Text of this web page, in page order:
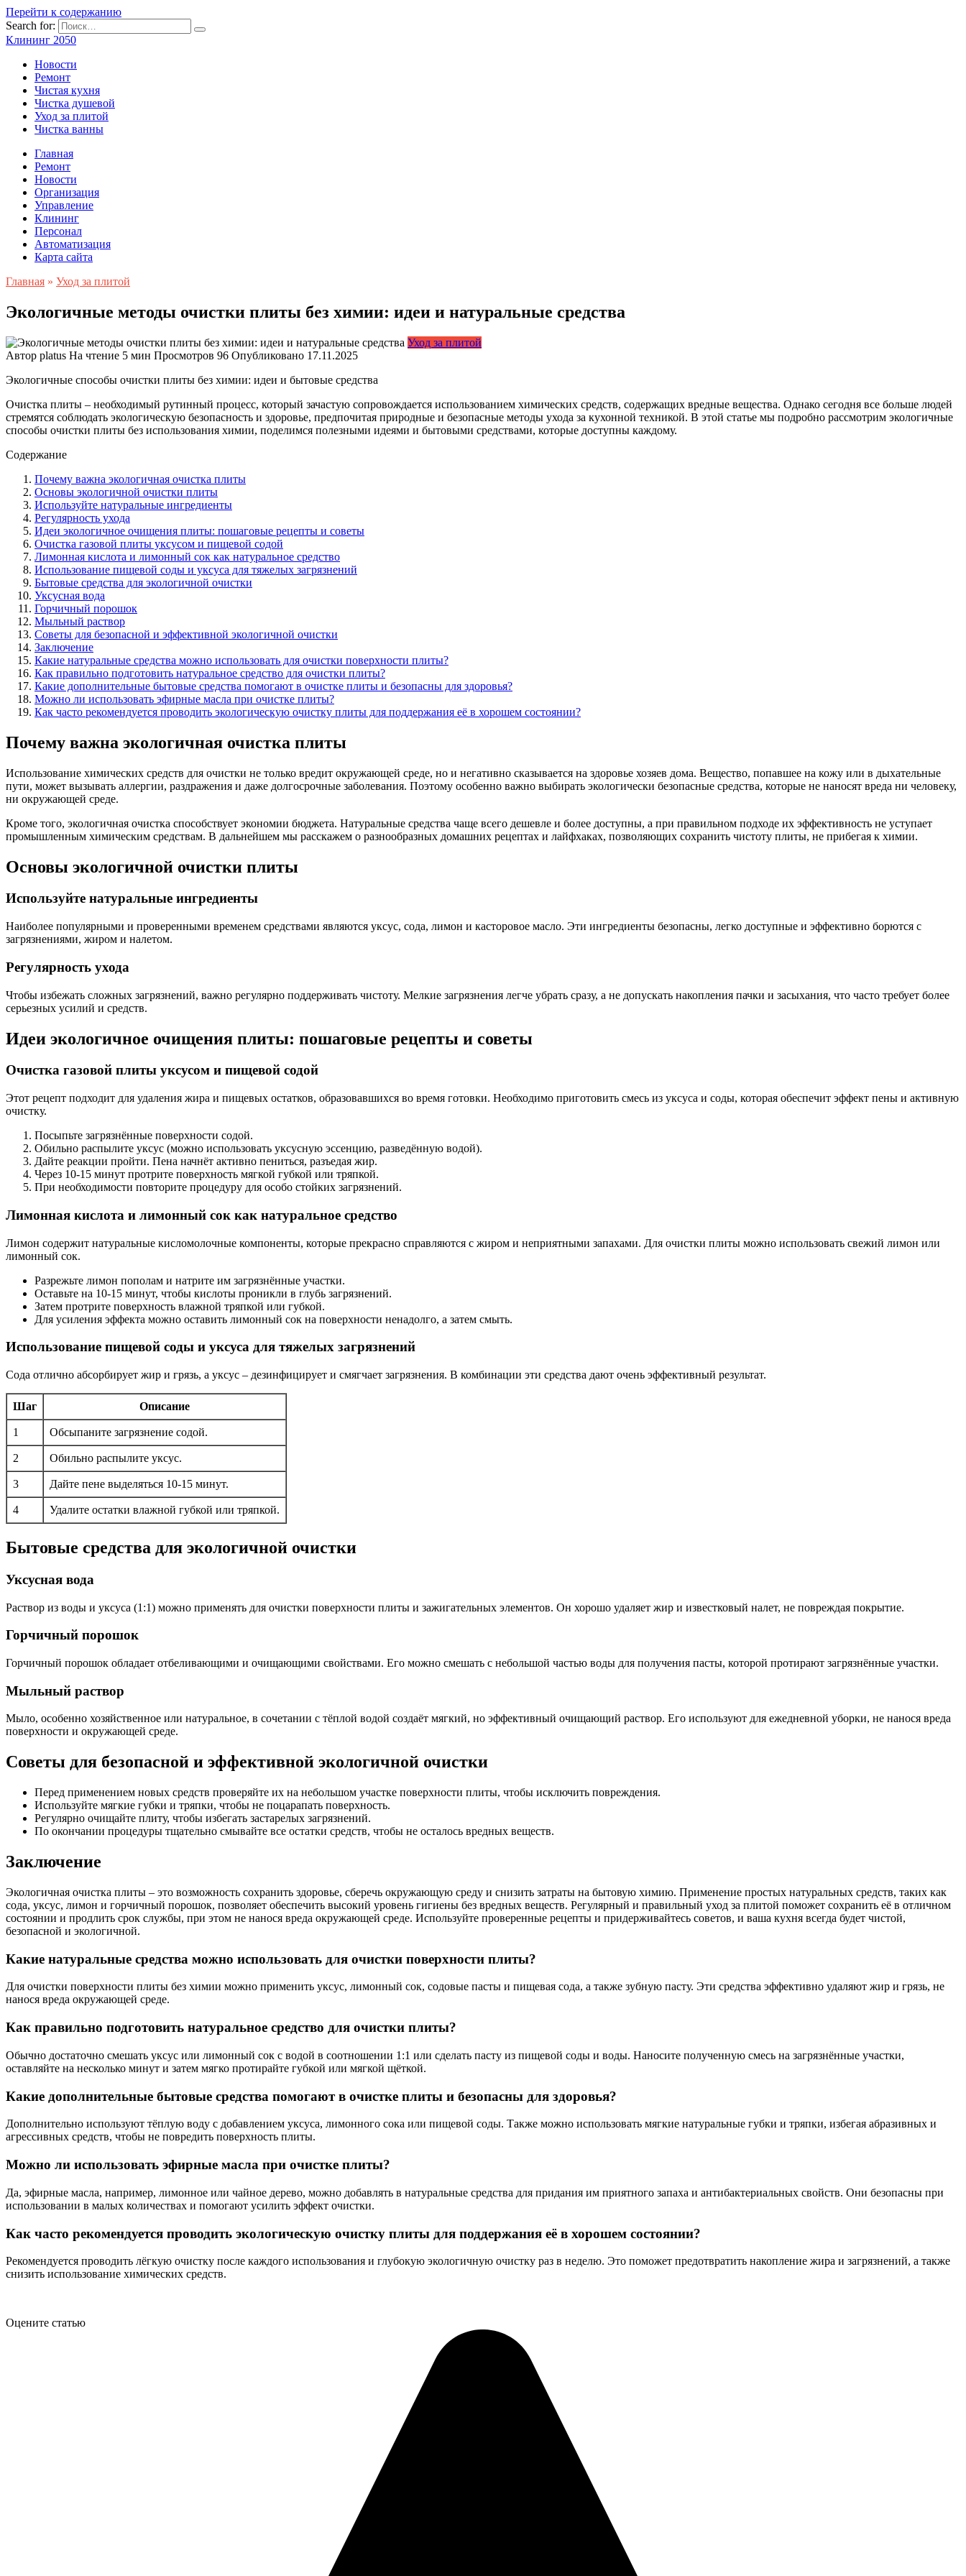
Перейти к содержанию
Search for:
Клининг 2050
Новости
Ремонт
Чистая кухня
Чистка душевой
Уход за плитой
Чистка ванны
Главная
Ремонт
Новости
Организация
Управление
Клининг
Персонал
Автоматизация
Карта сайта
Главная » Уход за плитой
Экологичные методы очистки плиты без химии: идеи и натуральные средства
Уход за плитой
Автор platus На чтение 5 мин Просмотров 96 Опубликовано 17.11.2025
Экологичные способы очистки плиты без химии: идеи и бытовые средства
Очистка плиты – необходимый рутинный процесс, который зачастую сопровождается использованием химических средств, содержащих вредные вещества. Однако сегодня все больше людей
стремятся соблюдать экологическую безопасность и здоровье, предпочитая природные и безопасные методы ухода за кухонной техникой. В этой статье мы подробно рассмотрим экологичные
способы очистки плиты без использования химии, поделимся полезными идеями и бытовыми средствами, которые доступны каждому.
Содержание
Почему важна экологичная очистка плиты
Основы экологичной очистки плиты
Используйте натуральные ингредиенты
Регулярность ухода
Идеи экологичное очищения плиты: пошаговые рецепты и советы
Очистка газовой плиты уксусом и пищевой содой
Лимонная кислота и лимонный сок как натуральное средство
Использование пищевой соды и уксуса для тяжелых загрязнений
Бытовые средства для экологичной очистки
Уксусная вода
Горчичный порошок
Мыльный раствор
Советы для безопасной и эффективной экологичной очистки
Заключение
Какие натуральные средства можно использовать для очистки поверхности плиты?
Как правильно подготовить натуральное средство для очистки плиты?
Какие дополнительные бытовые средства помогают в очистке плиты и безопасны для здоровья?
Можно ли использовать эфирные масла при очистке плиты?
Как часто рекомендуется проводить экологическую очистку плиты для поддержания её в хорошем состоянии?
Почему важна экологичная очистка плиты
Использование химических средств для очистки не только вредит окружающей среде, но и негативно сказывается на здоровье хозяев дома. Вещество, попавшее на кожу или в дыхательные
пути, может вызывать аллергии, раздражения и даже долгосрочные заболевания. Поэтому особенно важно выбирать экологически безопасные средства, которые не наносят вреда ни человеку,
ни окружающей среде.
Кроме того, экологичная очистка способствует экономии бюджета. Натуральные средства чаще всего дешевле и более доступны, а при правильном подходе их эффективность не уступает
промышленным химическим средствам. В дальнейшем мы расскажем о разнообразных домашних рецептах и лайфхаках, позволяющих сохранить чистоту плиты, не прибегая к химии.
Основы экологичной очистки плиты
Используйте натуральные ингредиенты
Наиболее популярными и проверенными временем средствами являются уксус, сода, лимон и касторовое масло. Эти ингредиенты безопасны, легко доступные и эффективно борются с
загрязнениями, жиром и налетом.
Регулярность ухода
Чтобы избежать сложных загрязнений, важно регулярно поддерживать чистоту. Мелкие загрязнения легче убрать сразу, а не допускать накопления пачки и засыхания, что часто требует более
серьезных усилий и средств.
Идеи экологичное очищения плиты: пошаговые рецепты и советы
Очистка газовой плиты уксусом и пищевой содой
Этот рецепт подходит для удаления жира и пищевых остатков, образовавшихся во время готовки. Необходимо приготовить смесь из уксуса и соды, которая обеспечит эффект пены и активную
очистку.
Посыпьте загрязнённые поверхности содой.
Обильно распылите уксус (можно использовать уксусную эссенцию, разведённую водой).
Дайте реакции пройти. Пена начнёт активно пениться, разъедая жир.
Через 10-15 минут протрите поверхность мягкой губкой или тряпкой.
При необходимости повторите процедуру для особо стойких загрязнений.
Лимонная кислота и лимонный сок как натуральное средство
Лимон содержит натуральные кисломолочные компоненты, которые прекрасно справляются с жиром и неприятными запахами. Для очистки плиты можно использовать свежий лимон или
лимонный сок.
Разрежьте лимон пополам и натрите им загрязнённые участки.
Оставьте на 10-15 минут, чтобы кислоты проникли в глубь загрязнений.
Затем протрите поверхность влажной тряпкой или губкой.
Для усиления эффекта можно оставить лимонный сок на поверхности ненадолго, а затем смыть.
Использование пищевой соды и уксуса для тяжелых загрязнений
Сода отлично абсорбирует жир и грязь, а уксус – дезинфицирует и смягчает загрязнения. В комбинации эти средства дают очень эффективный результат.
Шаг Описание
1 Обсыпаните загрязнение содой.
2 Обильно распылите уксус.
3 Дайте пене выделяться 10-15 минут.
4 Удалите остатки влажной губкой или тряпкой.
Бытовые средства для экологичной очистки
Уксусная вода
Раствор из воды и уксуса (1:1) можно применять для очистки поверхности плиты и зажигательных элементов. Он хорошо удаляет жир и известковый налет, не повреждая покрытие.
Горчичный порошок
Горчичный порошок обладает отбеливающими и очищающими свойствами. Его можно смешать с небольшой частью воды для получения пасты, которой протирают загрязнённые участки.
Мыльный раствор
Мыло, особенно хозяйственное или натуральное, в сочетании с тёплой водой создаёт мягкий, но эффективный очищающий раствор. Его используют для ежедневной уборки, не нанося вреда
поверхности и окружающей среде.
Советы для безопасной и эффективной экологичной очистки
Перед применением новых средств проверяйте их на небольшом участке поверхности плиты, чтобы исключить повреждения.
Используйте мягкие губки и тряпки, чтобы не поцарапать поверхность.
Регулярно очищайте плиту, чтобы избегать застарелых загрязнений.
По окончании процедуры тщательно смывайте все остатки средств, чтобы не осталось вредных веществ.
Заключение
Экологичная очистка плиты – это возможность сохранить здоровье, сберечь окружающую среду и снизить затраты на бытовую химию. Применение простых натуральных средств, таких как
сода, уксус, лимон и горчичный порошок, позволяет обеспечить высокий уровень гигиены без вредных веществ. Регулярный и правильный уход за плитой поможет сохранить её в отличном
состоянии и продлить срок службы, при этом не нанося вреда окружающей среде. Используйте проверенные рецепты и придерживайтесь советов, и ваша кухня всегда будет чистой,
безопасной и экологичной.
Какие натуральные средства можно использовать для очистки поверхности плиты?
Для очистки поверхности плиты без химии можно применить уксус, лимонный сок, содовые пасты и пищевая сода, а также зубную пасту. Эти средства эффективно удаляют жир и грязь, не
нанося вреда окружающей среде.
Как правильно подготовить натуральное средство для очистки плиты?
Обычно достаточно смешать уксус или лимонный сок с водой в соотношении 1:1 или сделать пасту из пищевой соды и воды. Наносите полученную смесь на загрязнённые участки,
оставляйте на несколько минут и затем мягко протирайте губкой или мягкой щёткой.
Какие дополнительные бытовые средства помогают в очистке плиты и безопасны для здоровья?
Дополнительно используют тёплую воду с добавлением уксуса, лимонного сока или пищевой соды. Также можно использовать мягкие натуральные губки и тряпки, избегая абразивных и
агрессивных средств, чтобы не повредить поверхность плиты.
Можно ли использовать эфирные масла при очистке плиты?
Да, эфирные масла, например, лимонное или чайное дерево, можно добавлять в натуральные средства для придания им приятного запаха и антибактериальных свойств. Они безопасны при
использовании в малых количествах и помогают усилить эффект очистки.
Как часто рекомендуется проводить экологическую очистку плиты для поддержания её в хорошем состоянии?
Рекомендуется проводить лёгкую очистку после каждого использования и глубокую экологичную очистку раз в неделю. Это поможет предотвратить накопление жира и загрязнений, а также
снизить использование химических средств.
Оцените статью